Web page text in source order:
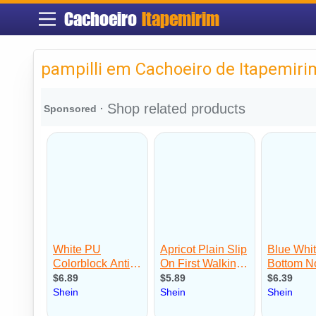
Cachoeiro Itapemirim
pampilli em Cachoeiro de